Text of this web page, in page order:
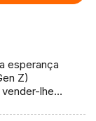
esperança
Z)
lhes